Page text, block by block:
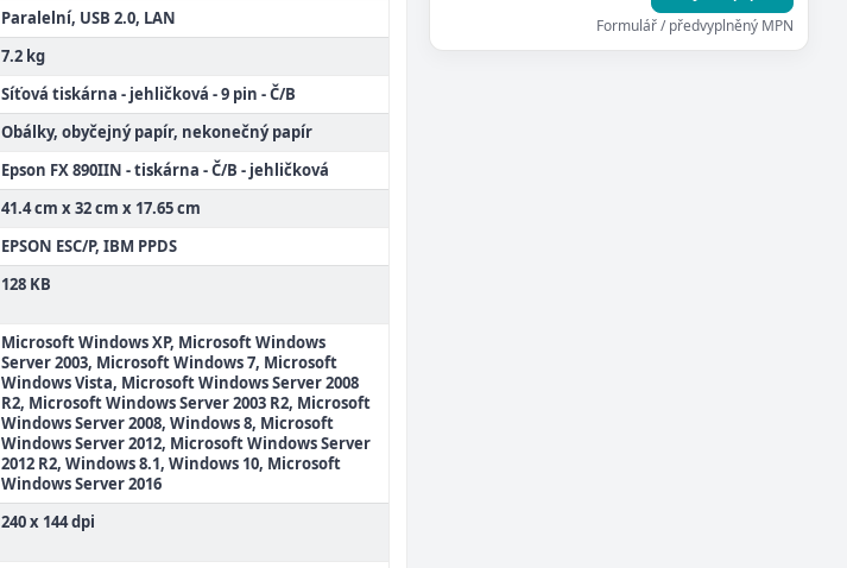
Paralelní, USB 2.0, LAN
7.2 kg
Síťová tiskárna - jehličková - 9 pin - Č/B
Obálky, obyčejný papír, nekonečný papír
Epson FX 890IIN - tiskárna - Č/B - jehličková
41.4 cm x 32 cm x 17.65 cm
EPSON ESC/P, IBM PPDS
128 KB
Microsoft Windows XP, Microsoft Windows
Server 2003, Microsoft Windows 7, Microsoft
Windows Vista, Microsoft Windows Server 2008
R2, Microsoft Windows Server 2003 R2, Microsoft
Windows Server 2008, Windows 8, Microsoft
Windows Server 2012, Microsoft Windows Server
2012 R2, Windows 8.1, Windows 10, Microsoft
Windows Server 2016
240 x 144 dpi
Formulář / předvyplněný MPN